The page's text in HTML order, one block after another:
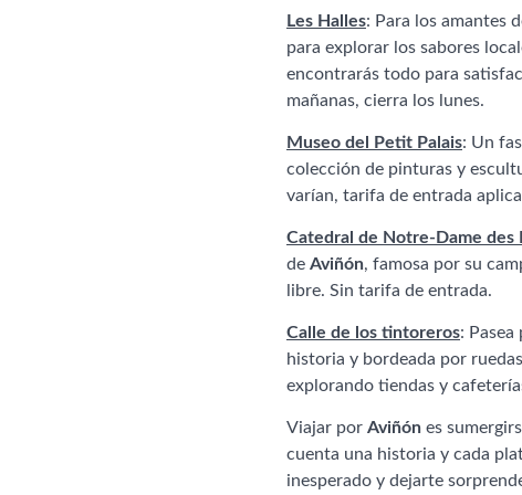
Les Halles: Para los amantes
para explorar los sabores
encontrarás todo para
mañanas, cierra los lunes.
Museo del Petit Palais: Un
colección de pinturas y
varían, tarifa de entrada
Catedral de Notre-Dame des
de Aviñón, famosa por su
libre. Sin tarifa de entrada.
Calle de los tintoreros:
historia y bordeada por
explorando tiendas y
Viajar por Aviñón es
cuenta una historia y cada
inesperado y dejarte